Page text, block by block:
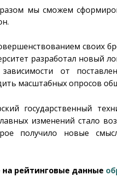
мы сможем
своих
разработал новый
от
масштабных опросов
государственный
изменений стало
получило новые
рейтинговые данные